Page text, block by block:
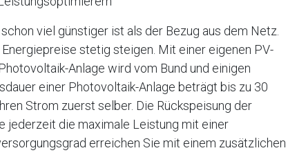
viel günstiger ist als der Bezug aus dem Netz.
stetig steigen. Mit einer eigenen PV-
Anlage wird vom Bund und einigen
einer Photovoltaik-Anlage beträgt bis zu 30
Strom zuerst selber. Die Rückspeisung der
jederzeit die maximale Leistung mit einer
erreichen Sie mit einem zusätzlichen